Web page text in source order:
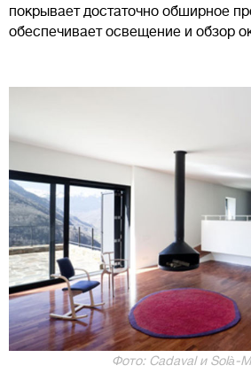
покрывает достаточно обширное
обеспечивает освещение и обзор
Фото: Cadaval и Solà-